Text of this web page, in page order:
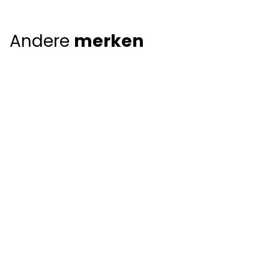
Andere merken